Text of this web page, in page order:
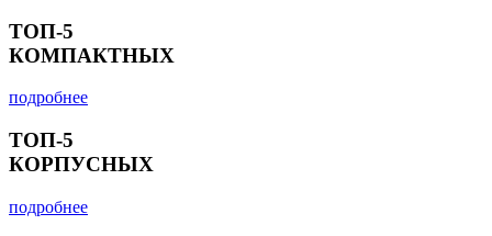
ТОП-5
КОМПАКТНЫХ
подробнее
ТОП-5
КОРПУСНЫХ
подробнее